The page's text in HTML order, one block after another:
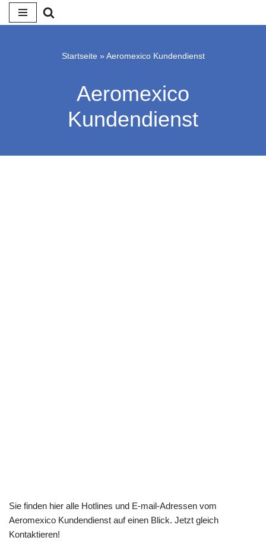
Startseite »Aeromexico Kundendienst
Aeromexico
Kundendienst
Sie finden hier alle Hotlines und E-mail-Adressen vom
Aeromexico Kundendienst auf einen Blick. Jetzt gleich
Kontaktieren!